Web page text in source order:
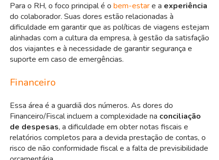
Para o RH, o foco principal é o bem-estare a experiência
do colaborador. Suas dores estão relacionadas à
dificuldade em garantir que as políticas de viagens estejam
alinhadas com a cultura da empresa, à gestão da satisfação
dos viajantes e à necessidade de garantir segurança e
suporte em caso de emergências.
Financeiro
Essa área é a guardiã dos números. As dores do
Financeiro/Fiscal incluem a complexidade na conciliação
de despesas, a dificuldade em obter notas fiscais e
relatórios completos para a devida prestação de contas, o
risco de não conformidade fiscal e a falta de previsibilidade